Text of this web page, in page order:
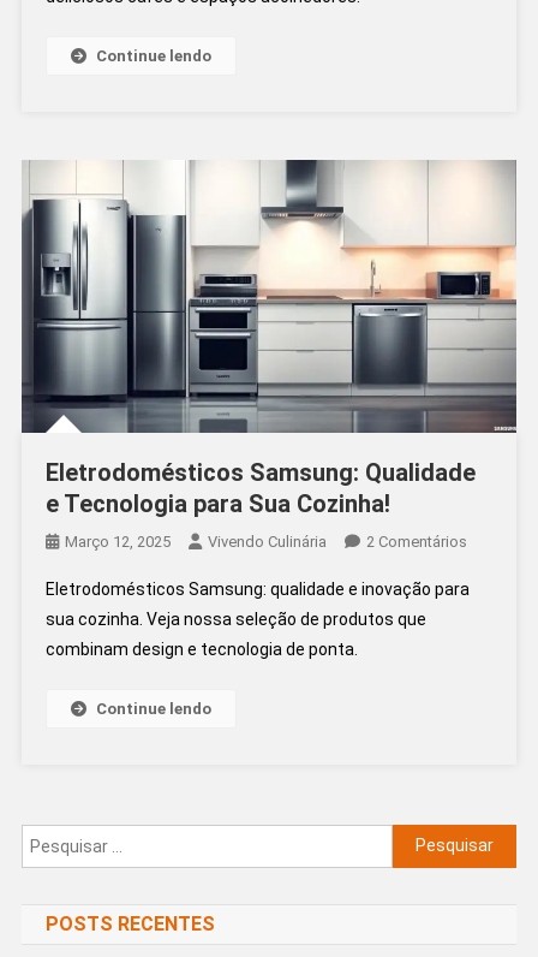
–
Continue lendo
Eletrodomésticos Samsung: Qualidade
e Tecnologia para Sua Cozinha!
Março 12, 2025 Vivendo Culinária 2 ComentáriosEm
Samsung:
Eletrodomésticos Samsung: qualidade e inovação para
sua cozinha. Veja nossa seleção de produtos que
combinam design e tecnologia de ponta.
Continue lendo
Pesquisar
por:
POSTS RECENTES